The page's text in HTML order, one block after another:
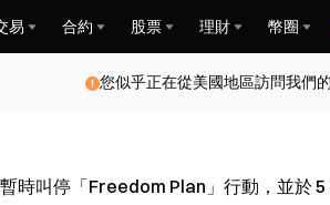
易 合約 股票 理財 幣圈
您似乎正在從美國地區訪問我們
時叫停「Freedom Plan」行動，並於